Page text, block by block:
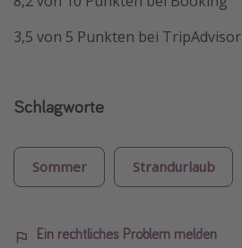
3,5 von 5 Punkten bei TripAdvisor
Schlagworte
Sommer Strandurlaub
Ein rechtliches Problem melden